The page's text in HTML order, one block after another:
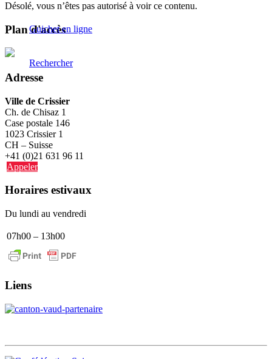
Guichet en ligne
Rechercher
Désolé, vous n’êtes pas autorisé à voir ce contenu.
Plan d'accès
Adresse
Ville de Crissier
Ch. de Chisaz 1
Case postale 146
1023 Crissier 1
CH – Suisse
+41 (0)21 631 96 11
Appeler
Horaires estivaux
Du lundi au vendredi
07h00 – 13h00
Liens